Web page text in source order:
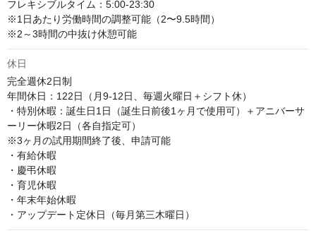
フレキシブルタイム：5:00-23:30
※1日あたり労働時間の調整可能（2〜9.5時間）
※2～3時間の中抜け休憩可能
休日
完全週休2日制
年間休日：122日（月9-12日、毎週火曜日＋シフト休）
・特別休暇：誕生日1日（誕生日前後1ヶ月で使用可）＋アニバーサ
ーリー休暇2日（各自指定可）
※3ヶ月の試用期間終了後、申請可能
・有給休暇
・慶弔休暇
・育児休暇
・年末年始休暇
・アップデート定休日（毎月第三木曜日）